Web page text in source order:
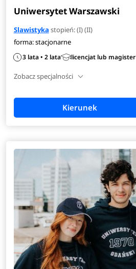
Uniwersytet Warszawski
Slawistyka stopień: (I) (II)
forma: stacjonarne
3 lata • 2 lata licencjat lub magister
Zobacz specjalności
Kierunek